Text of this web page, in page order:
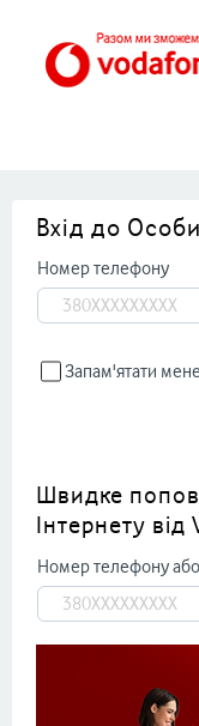
Вхід до
Номер телефону
Запам'ятати мене
Швидке
Інтернету
Номер телефону